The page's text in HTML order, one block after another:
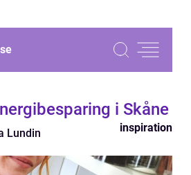
se
i Skåne
Lundin inspiration